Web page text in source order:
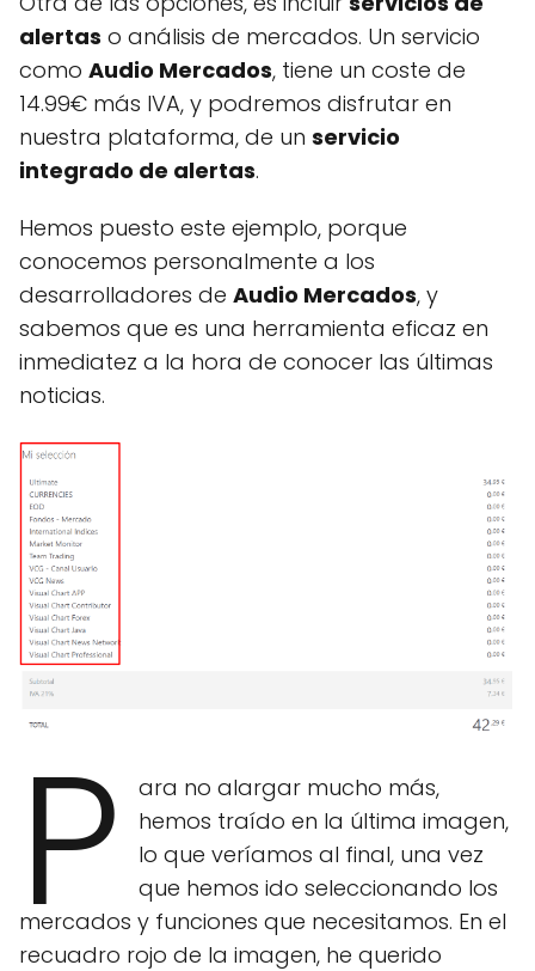
alertas o análisis de mercados. Un servicio
como Audio Mercados, tiene un coste de
14.99€ más IVA, y podremos disfrutar en
nuestra plataforma, de un servicio
integrado de alertas.
Hemos puesto este ejemplo, porque
conocemos personalmente a los
desarrolladores de Audio Mercados, y
sabemos que es una herramienta eficaz en
inmediatez a la hora de conocer las últimas
noticias.
P
ara no alargar mucho más,
hemos traído en la última imagen,
lo que veríamos al final, una vez
que hemos ido seleccionando los
mercados y funciones que necesitamos. En el
recuadro rojo de la imagen, he querido